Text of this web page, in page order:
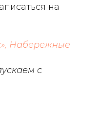
на
Набережные
с